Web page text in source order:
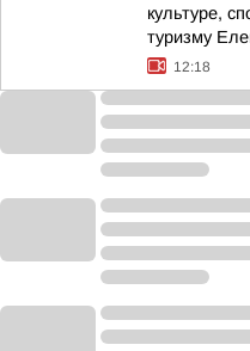
культуре,
туризму
12:18